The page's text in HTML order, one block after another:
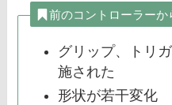
前のコントローラーか
グリップ、トリ
施された
形状が若干変化